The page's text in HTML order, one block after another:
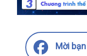
Mời